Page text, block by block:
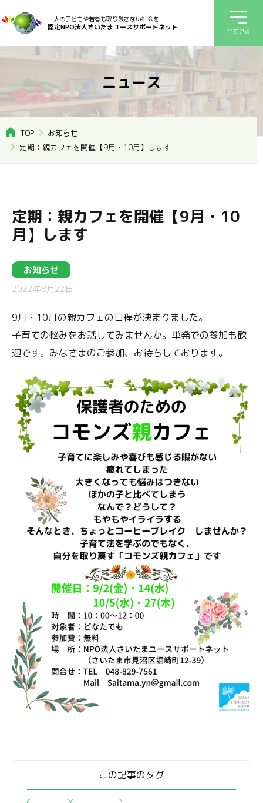
一人の子どもや若者も取り残さない社会を
認定NPO法人さいたまユースサポートネット 全て見る
ニュース
TOP
お知らせ
定期：親カフェを開催【9月・10月】します
定期：親カフェを開催【9月・10
月】します
お知らせ
2022年8月22日
9月・10月の親カフェの日程が決まりました。
子育ての悩みをお話してみませんか。単発での参加も歓
迎です。みなさまのご参加、お待ちしております。
この記事のタグ